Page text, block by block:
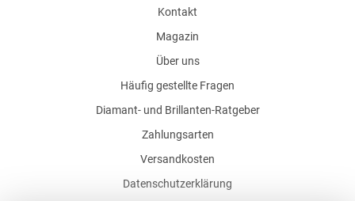
Kontakt
Magazin
Über uns
Häufig gestellte Fragen
Diamant- und Brillanten-Ratgeber
Zahlungsarten
Versandkosten
Datenschutzerklärung